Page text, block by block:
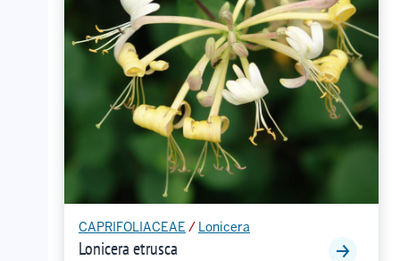
CAPRIFOLIACEAE / Lonicera
Lonicera etrusca